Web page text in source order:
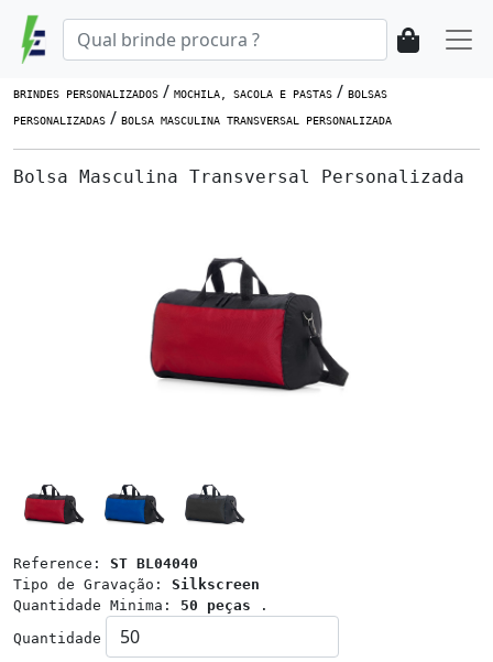
BRINDES PERSONALIZADOS / MOCHILA, SACOLA E PASTAS / BOLSAS
PERSONALIZADAS / BOLSA MASCULINA TRANSVERSAL PERSONALIZADA
Bolsa Masculina Transversal Personalizada
Reference: ST BL04040
Tipo de Gravação: Silkscreen
Quantidade Minima: 50 peças .
Quantidade